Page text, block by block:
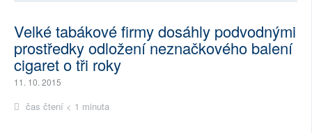
Velké tabákové firmy dosáhly podvodnými
prostředky odložení neznačkového balení
cigaret o tři roky
11. 10. 2015
čas čtení < 1 minuta